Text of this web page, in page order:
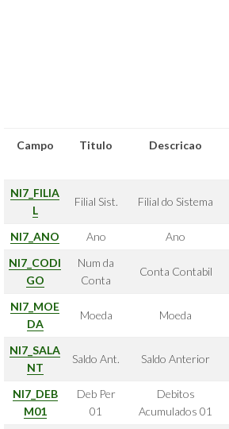
Campo Titulo Descricao
NI7_FILIA
L
Filial Sist. Filial do Sistema
NI7_ANO Ano Ano
NI7_CODI
GO
Num da
Conta
Conta Contabil
NI7_MOE
DA
Moeda Moeda
NI7_SALA
NT
Saldo Ant. Saldo Anterior
NI7_DEB
M01
Deb Per
01
Debitos
Acumulados 01